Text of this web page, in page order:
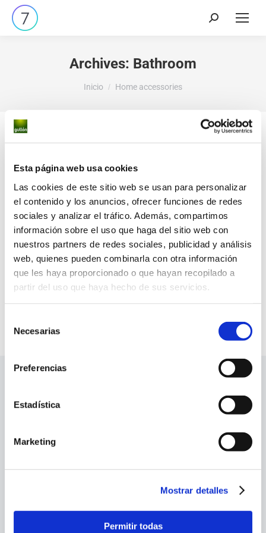
Esta página web usa cookies
Las cookies de este sitio web se usan para personalizar
el contenido y los anuncios, ofrecer funciones de redes
sociales y analizar el tráfico. Además, compartimos
información sobre el uso que haga del sitio web con
nuestros partners de redes sociales, publicidad y análisis
web, quienes pueden combinarla con otra información
que les haya proporcionado o que hayan recopilado a
partir del uso que haya hecho de sus servicios.
Necesarias
Preferencias
Estadística
Marketing
Mostrar detalles
Permitir todas
Archives: Bathroom
Estás aquí:
Inicio Home accessories
Tenemos grandes proyectos
por anunciar
Se está cocinando algo grande. Nuestra tienda está
en obras y pronto abrirá sus puertas.
Social profiles